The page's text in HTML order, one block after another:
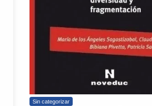
Sin categorizar